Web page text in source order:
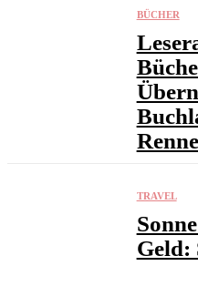
BÜCHER
TRAVEL
Geld: